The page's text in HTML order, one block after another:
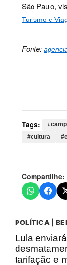
São Paulo,
Turismo e
Fonte:
Tags:
#cultura
Compartilhe:
POLÍTICA |
Lula
tarifação e